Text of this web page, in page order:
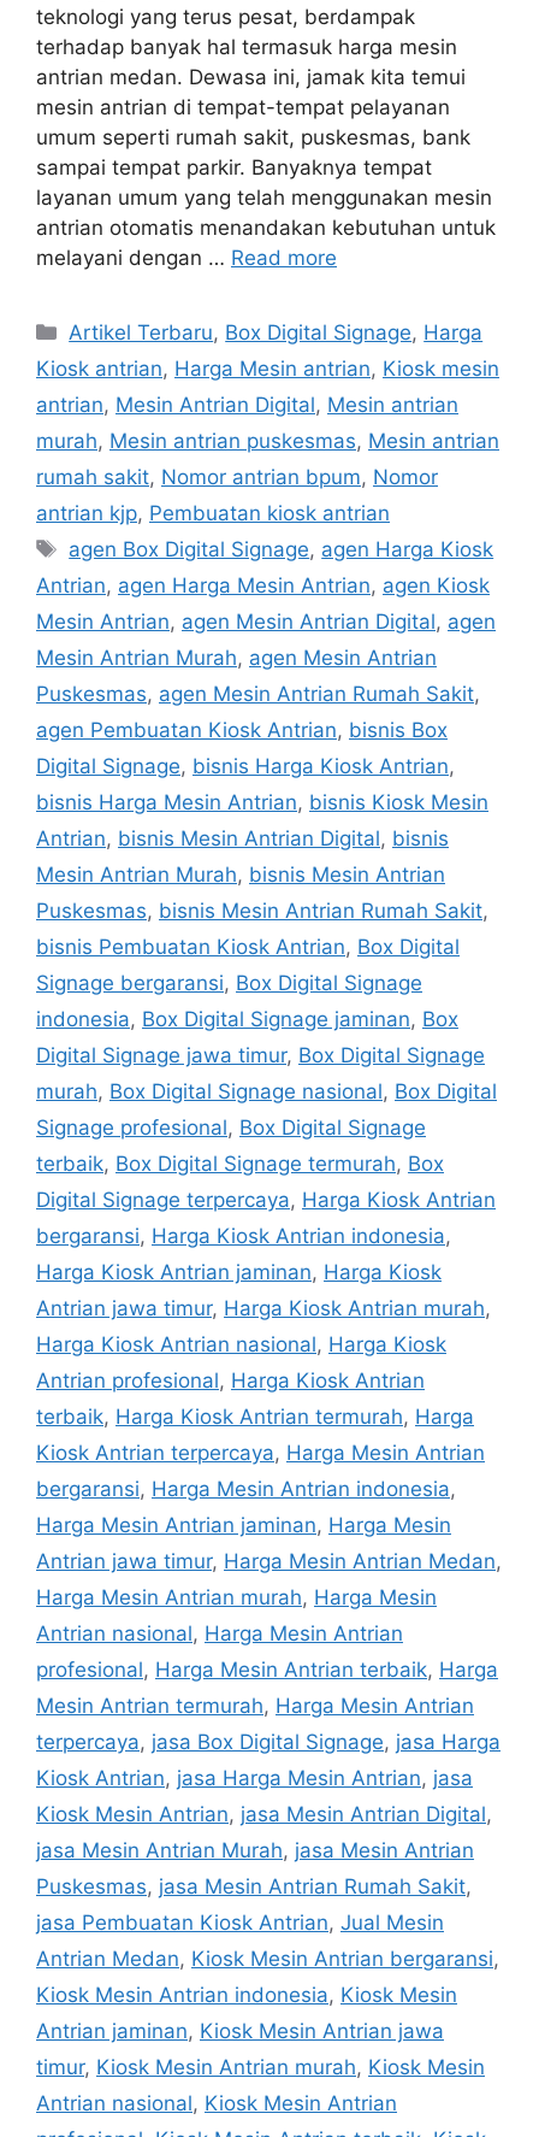
teknologi yang terus pesat, berdampak
terhadap banyak hal termasuk harga mesin
antrian medan. Dewasa ini, jamak kita temui
mesin antrian di tempat-tempat pelayanan
umum seperti rumah sakit, puskesmas, bank
sampai tempat parkir. Banyaknya tempat
layanan umum yang telah menggunakan mesin
antrian otomatis menandakan kebutuhan untuk
melayani dengan … Read more
Categories
Artikel Terbaru, Box Digital Signage, Harga
Kiosk antrian, Harga Mesin antrian, Kiosk mesin
antrian, Mesin Antrian Digital, Mesin antrian
murah, Mesin antrian puskesmas, Mesin antrian
rumah sakit, Nomor antrian bpum, Nomor
antrian kjp, Pembuatan kiosk antrian
Tags
agen Box Digital Signage, agen Harga Kiosk
Antrian, agen Harga Mesin Antrian, agen Kiosk
Mesin Antrian, agen Mesin Antrian Digital, agen
Mesin Antrian Murah, agen Mesin Antrian
Puskesmas, agen Mesin Antrian Rumah Sakit,
agen Pembuatan Kiosk Antrian, bisnis Box
Digital Signage, bisnis Harga Kiosk Antrian,
bisnis Harga Mesin Antrian, bisnis Kiosk Mesin
Antrian, bisnis Mesin Antrian Digital, bisnis
Mesin Antrian Murah, bisnis Mesin Antrian
Puskesmas, bisnis Mesin Antrian Rumah Sakit,
bisnis Pembuatan Kiosk Antrian, Box Digital
Signage bergaransi, Box Digital Signage
indonesia, Box Digital Signage jaminan, Box
Digital Signage jawa timur, Box Digital Signage
murah, Box Digital Signage nasional, Box Digital
Signage profesional, Box Digital Signage
terbaik, Box Digital Signage termurah, Box
Digital Signage terpercaya, Harga Kiosk Antrian
bergaransi, Harga Kiosk Antrian indonesia,
Harga Kiosk Antrian jaminan, Harga Kiosk
Antrian jawa timur, Harga Kiosk Antrian murah,
Harga Kiosk Antrian nasional, Harga Kiosk
Antrian profesional, Harga Kiosk Antrian
terbaik, Harga Kiosk Antrian termurah, Harga
Kiosk Antrian terpercaya, Harga Mesin Antrian
bergaransi, Harga Mesin Antrian indonesia,
Harga Mesin Antrian jaminan, Harga Mesin
Antrian jawa timur, Harga Mesin Antrian Medan,
Harga Mesin Antrian murah, Harga Mesin
Antrian nasional, Harga Mesin Antrian
profesional, Harga Mesin Antrian terbaik, Harga
Mesin Antrian termurah, Harga Mesin Antrian
terpercaya, jasa Box Digital Signage, jasa Harga
Kiosk Antrian, jasa Harga Mesin Antrian, jasa
Kiosk Mesin Antrian, jasa Mesin Antrian Digital,
jasa Mesin Antrian Murah, jasa Mesin Antrian
Puskesmas, jasa Mesin Antrian Rumah Sakit,
jasa Pembuatan Kiosk Antrian, Jual Mesin
Antrian Medan, Kiosk Mesin Antrian bergaransi,
Kiosk Mesin Antrian indonesia, Kiosk Mesin
Antrian jaminan, Kiosk Mesin Antrian jawa
timur, Kiosk Mesin Antrian murah, Kiosk Mesin
Antrian nasional, Kiosk Mesin Antrian